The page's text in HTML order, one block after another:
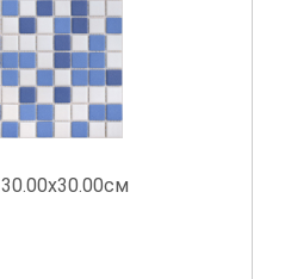
30.00x30.00см